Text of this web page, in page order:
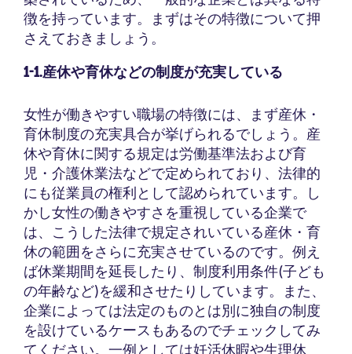
徴を持っています。まずはその特徴について押
さえておきましょう。
1-1.産休や育休などの制度が充実している
女性が働きやすい職場の特徴には、まず産休・
育休制度の充実具合が挙げられるでしょう。産
休や育休に関する規定は労働基準法および育
児・介護休業法などで定められており、法律的
にも従業員の権利として認められています。し
かし女性の働きやすさを重視している企業で
は、こうした法律で規定されいている産休・育
休の範囲をさらに充実させているのです。例え
ば休業期間を延長したり、制度利用条件(子ども
の年齢など)を緩和させたりしています。また、
企業によっては法定のものとは別に独自の制度
を設けているケースもあるのでチェックしてみ
てください。一例としては妊活休暇や生理休